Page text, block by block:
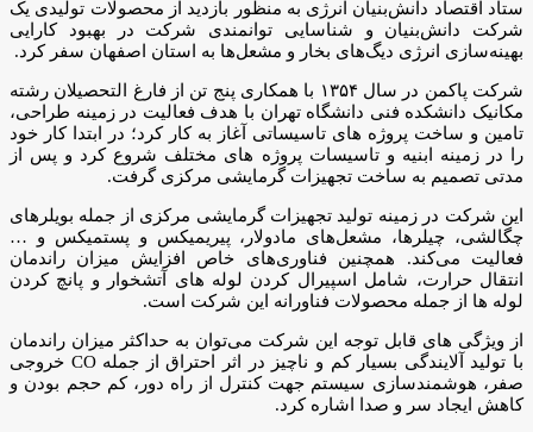
ستاد اقتصاد دانش‌بنیان انرژی به منظور بازدید از محصولات تولیدی یک
شرکت دانش‌بنیان و شناسایی توانمندی شرکت در بهبود کارایی
بهینه‌سازی انرژی دیگ‌های بخار و مشعل‌ها به استان اصفهان سفر کرد.
شرکت پاکمن در سال ۱۳۵۴ با همکاری پنج تن از فارغ التحصیلان رشته
مکانیک دانشکده فنی دانشگاه تهران با هدف فعالیت در زمینه طراحی،
تامین و ساخت پروژه های تاسیساتی آغاز به کار کرد؛ در ابتدا کار خود
را در زمینه ابنیه و تاسیسات پروژه های مختلف شروع کرد و پس از
مدتی تصمیم به ساخت تجهیزات گرمایشی مرکزی گرفت.
این شرکت در زمینه تولید تجهیزات گرمایشی مرکزی از جمله بویلرهای
چگالشی، چیلرها، مشعل‌های مادولار، پیریمیکس و پستمیکس و …
فعالیت می‌کند. همچنین فناوری‌های خاص افزایش میزان راندمان
انتقال حرارت، شامل اسپیرال کردن لوله های آتشخوار و پانچ کردن
لوله ها از جمله محصولات فناورانه این شرکت است.
از ویژگی های قابل توجه این شرکت می‌توان به حداکثر میزان راندمان
با تولید آلایندگی بسیار کم و ناچیز در اثر احتراق از جمله CO خروجی
صفر، هوشمندسازی سیستم جهت کنترل از راه دور، کم حجم بودن و
کاهش ایجاد سر و صدا اشاره کرد.